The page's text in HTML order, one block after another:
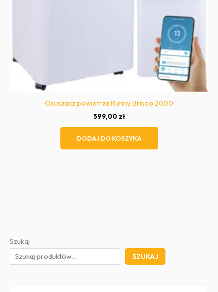
Szukaj
SZUKAJ
Osuszacz powietrza Ruhhy Brisoo 2000
599,00 zł
DODAJ DO KOSZYKA